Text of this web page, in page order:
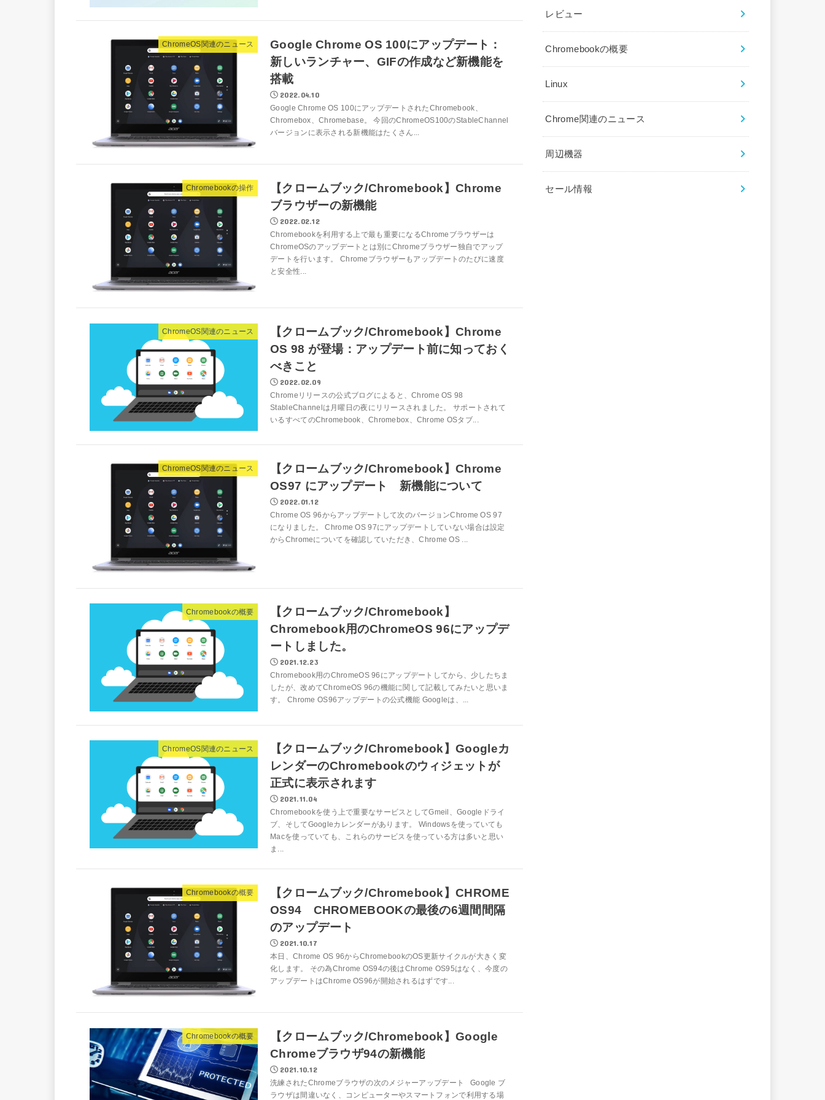
ChromeOS関連のニュース
Google Chrome OS 100にアップデート：
新しいランチャー、GIFの作成など新機能を
搭載
2022.04.10
Google Chrome OS 100にアップデートされたChromebook、
Chromebox、Chromebase。 今回のChromeOS100のStableChannel
バージョンに表示される新機能はたくさん...
Chromebookの操作
【クロームブック/Chromebook】Chrome
ブラウザーの新機能
2022.02.12
Chromebookを利用する上で最も重要になるChromeブラウザーは
ChromeOSのアップデートとは別にChromeブラウザー独自でアップ
デートを行います。 Chromeブラウザーもアップデートのたびに速度
と安全性...
ChromeOS関連のニュース
【クロームブック/Chromebook】Chrome
OS 98 が登場：アップデート前に知っておく
べきこと
2022.02.09
Chromeリリースの公式ブログによると、Chrome OS 98
StableChannelは月曜日の夜にリリースされました。 サポートされて
いるすべてのChromebook、Chromebox、Chrome OSタブ...
ChromeOS関連のニュース
【クロームブック/Chromebook】Chrome
OS97 にアップデート 新機能について
2022.01.12
Chrome OS 96からアップデートして次のバージョンChrome OS 97
になりました。 Chrome OS 97にアップデートしていない場合は設定
からChromeについてを確認していただき、Chrome OS ...
Chromebookの概要
【クロームブック/Chromebook】
Chromebook用のChromeOS 96にアップデ
ートしました。
2021.12.23
Chromebook用のChromeOS 96にアップデートしてから、少したちま
したが、改めてChromeOS 96の機能に関して記載してみたいと思いま
す。 Chrome OS96アップデートの公式機能 Googleは、...
ChromeOS関連のニュース
【クロームブック/Chromebook】Googleカ
レンダーのChromebookのウィジェットが
正式に表示されます
2021.11.04
Chromebookを使う上で重要なサービスとしてGmeil、Googleドライ
ブ、そしてGoogleカレンダーがあります。 Windowsを使っていても
Macを使っていても、これらのサービスを使っている方は多いと思い
ま...
Chromebookの概要
【クロームブック/Chromebook】CHROME
OS94 CHROMEBOOKの最後の6週間間隔
のアップデート
2021.10.17
本日、Chrome OS 96からChromebookのOS更新サイクルが大きく変
化します。 その為Chrome OS94の後はChrome OS95はなく、今度の
アップデートはChrome OS96が開始されるはずです...
Chromebookの概要
【クロームブック/Chromebook】Google
Chromeブラウザ94の新機能
2021.10.12
洗練されたChromeブラウザの次のメジャーアップデート Google ブ
ラウザは間違いなく、コンピューターやスマートフォンで利用する場
レビュー
Chromebookの概要
Linux
Chrome関連のニュース
周辺機器
セール情報